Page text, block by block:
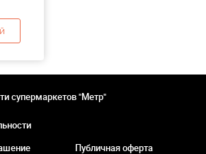
супермаркетов "Метр"
Публичная оферта